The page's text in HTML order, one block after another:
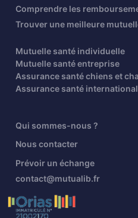
Comprendre les
Trouver une meilleure
Mutuelle santé individuelle
Mutuelle santé entreprise
Assurance santé chiens et
Assurance santé
Qui sommes-nous ?
Nous contacter
Prévoir un échange
contact@mutualib.fr